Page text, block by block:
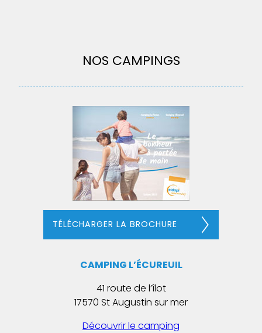
NOS CAMPINGS
TÉLÉCHARGER LA BROCHURE
CAMPING L’ÉCUREUIL
41 route de l’îlot
17570 St Augustin sur mer
Découvrir le camping